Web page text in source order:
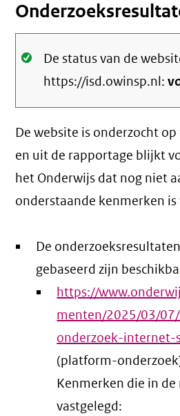
Oké.
De status van de
https://isd.owinsp.nl:
De website is onderzocht
en uit de rapportage blijkt
het Onderwijs dat nog niet
onderstaande kenmerken is
De
gebaseerd zijn
https://
menten/2025/03/
onderzoek-internet-
(platform-
Kenmerken die in
vastgelegd: